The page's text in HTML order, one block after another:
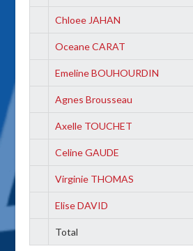
Chloee JAHAN
Oceane CARAT
Emeline BOUHOURDIN
Agnes Brousseau
Axelle TOUCHET
Celine GAUDE
Virginie THOMAS
Elise DAVID
Total